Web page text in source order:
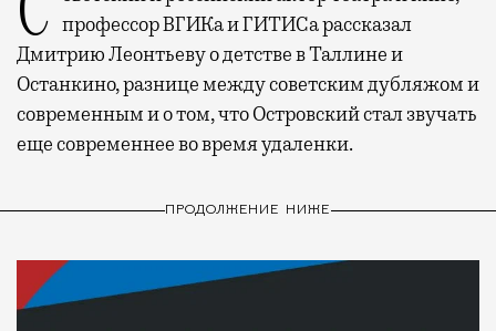
Советский и российский актер театра и кино, профессор ВГИКа и ГИТИСа рассказал
Дмитрию Леонтьеву о детстве в Таллине и
Останкино, разнице между советским дубляжом и
современным и о том, что Островский стал звучать
еще современнее во время удаленки.
ПРОДОЛЖЕНИЕ НИЖЕ